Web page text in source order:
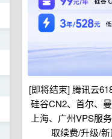
[即将结束] 腾讯云
硅谷CN2、首尔、曼
上海、广州VPS服
取续费/升级/新